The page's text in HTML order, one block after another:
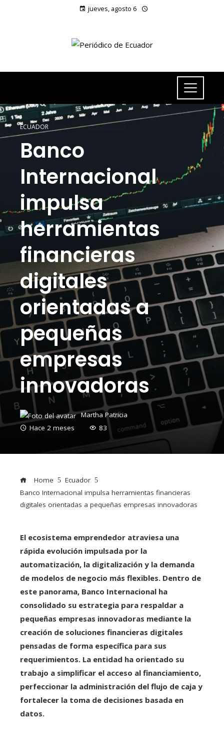
jueves, agosto 6
ECUADOR
Banco
Internacional
impulsa
herramientas
financieras
digitales
orientadas a
pequeñas
empresas
innovadoras
Martha Patricia
Hace 2 meses
83
Home
Ecuador
Banco Internacional impulsa herramientas financieras
digitales orientadas a pequeñas empresas innovadoras
El ecosistema emprendedor atraviesa una
rápida evolución impulsada por la
automatización, la digitalización y la demanda
de modelos de negocio más flexibles. Dentro de
este panorama, Banco Internacional ha
consolidado su estrategia para respaldar a
pequeñas empresas innovadoras mediante la
creación de soluciones financieras digitales
pensadas de forma específica para sus
requerimientos. La entidad ha orientado su
trabajo a simplificar el acceso al financiamiento,
perfeccionar la administración del flujo de caja y
fortalecer la toma de decisiones basada en
datos.